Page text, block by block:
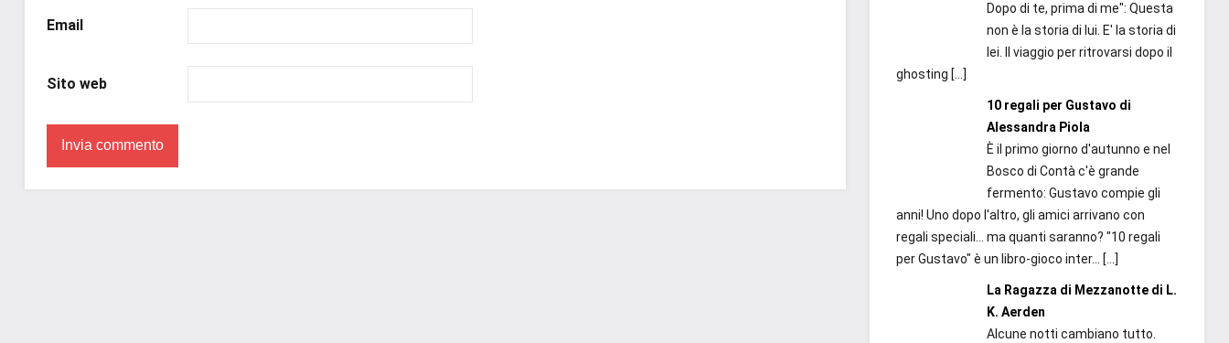
#uncuoretrailibri
Email
Sito web
Dopo di te, prima di me": Questa
non è la storia di lui. E' la storia di
lei. Il viaggio per ritrovarsi dopo il
ghosting […]
10 regali per Gustavo di
Alessandra Piola
È il primo giorno d'autunno e nel
Bosco di Contà c'è grande
fermento: Gustavo compie gli
anni! Uno dopo l'altro, gli amici arrivano con
regali speciali... ma quanti saranno? "10 regali
per Gustavo" è un libro-gioco inter... […]
La Ragazza di Mezzanotte di L.
K. Aerden
Alcune notti cambiano tutto.